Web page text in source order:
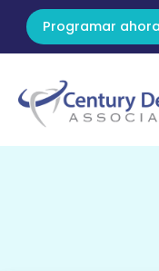
Programar ahora